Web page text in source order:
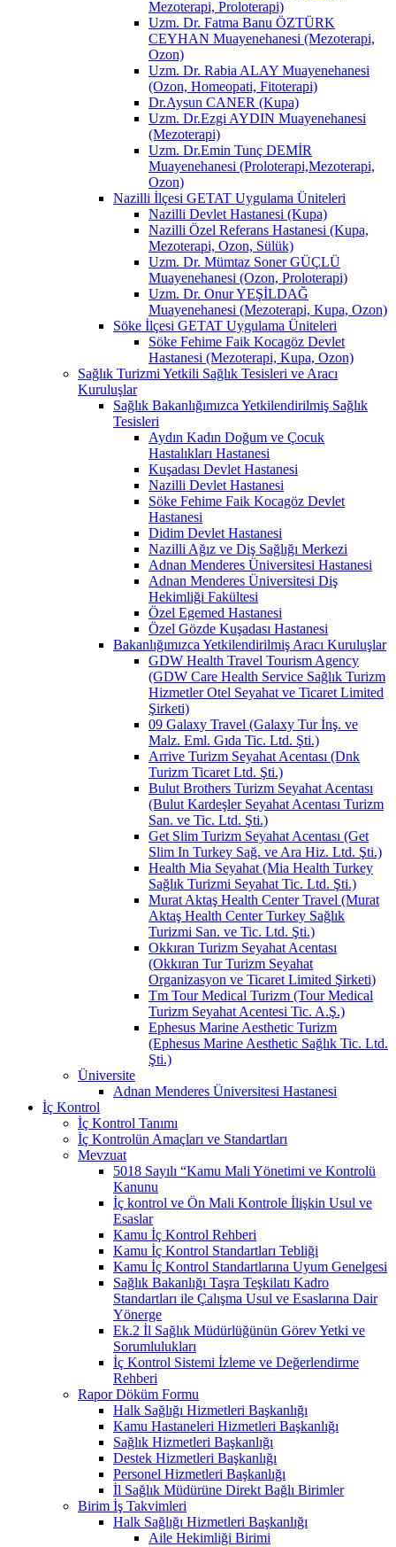
Mezoterapi, Proloterapi)
Uzm. Dr. Fatma Banu ÖZTÜRK
CEYHAN Muayenehanesi (Mezoterapi,
Ozon)
Uzm. Dr. Rabia ALAY Muayenehanesi
(Ozon, Homeopati, Fitoterapi)
Dr.Aysun CANER (Kupa)
Uzm. Dr.Ezgi AYDIN Muayenehanesi
(Mezoterapi)
Uzm. Dr.Emin Tunç DEMİR
Muayenehanesi (Proloterapi,Mezoterapi,
Ozon)
Nazilli İlçesi GETAT Uygulama Üniteleri
Nazilli Devlet Hastanesi (Kupa)
Nazilli Özel Referans Hastanesi (Kupa,
Mezoterapi, Ozon, Sülük)
Uzm. Dr. Mümtaz Soner GÜÇLÜ
Muayenehanesi (Ozon, Proloterapi)
Uzm. Dr. Onur YEŞİLDAĞ
Muayenehanesi (Mezoterapi, Kupa, Ozon)
Söke İlçesi GETAT Uygulama Üniteleri
Söke Fehime Faik Kocagöz Devlet
Hastanesi (Mezoterapi, Kupa, Ozon)
Sağlık Turizmi Yetkili Sağlık Tesisleri ve Aracı
Kuruluşlar
Sağlık Bakanlığımızca Yetkilendirilmiş Sağlık
Tesisleri
Aydın Kadın Doğum ve Çocuk
Hastalıkları Hastanesi
Kuşadası Devlet Hastanesi
Nazilli Devlet Hastanesi
Söke Fehime Faik Kocagöz Devlet
Hastanesi
Didim Devlet Hastanesi
Nazilli Ağız ve Diş Sağlığı Merkezi
Adnan Menderes Üniversitesi Hastanesi
Adnan Menderes Üniversitesi Diş
Hekimliği Fakültesi
Özel Egemed Hastanesi
Özel Gözde Kuşadası Hastanesi
Bakanlığımızca Yetkilendirilmiş Aracı Kuruluşlar
GDW Health Travel Tourism Agency
(GDW Care Health Service Sağlık Turizm
Hizmetler Otel Seyahat ve Ticaret Limited
Şirketi)
09 Galaxy Travel (Galaxy Tur İnş. ve
Malz. Eml. Gıda Tic. Ltd. Şti.)
Arrive Turizm Seyahat Acentası (Dnk
Turizm Ticaret Ltd. Şti.)
Bulut Brothers Turizm Seyahat Acentası
(Bulut Kardeşler Seyahat Acentası Turizm
San. ve Tic. Ltd. Şti.)
Get Slim Turizm Seyahat Acentası (Get
Slim In Turkey Sağ. ve Ara Hiz. Ltd. Şti.)
Health Mia Seyahat (Mia Health Turkey
Sağlık Turizmi Seyahat Tic. Ltd. Şti.)
Murat Aktaş Health Center Travel (Murat
Aktaş Health Center Turkey Sağlık
Turizmi San. ve Tic. Ltd. Şti.)
Okkıran Turizm Seyahat Acentası
(Okkıran Tur Turizm Seyahat
Organizasyon ve Ticaret Limited Şirketi)
Tm Tour Medical Turizm (Tour Medical
Turizm Seyahat Acentesi Tic. A.Ş.)
Ephesus Marine Aesthetic Turizm
(Ephesus Marine Aesthetic Sağlık Tic. Ltd.
Şti.)
Üniversite
Adnan Menderes Üniversitesi Hastanesi
İç Kontrol
İç Kontrol Tanımı
İç Kontrolün Amaçları ve Standartları
Mevzuat
5018 Sayılı “Kamu Mali Yönetimi ve Kontrolü
Kanunu
İç kontrol ve Ön Mali Kontrole İlişkin Usul ve
Esaslar
Kamu İç Kontrol Rehberi
Kamu İç Kontrol Standartları Tebliği
Kamu İç Kontrol Standartlarına Uyum Genelgesi
Sağlık Bakanlığı Taşra Teşkilatı Kadro
Standartları ile Çalışma Usul ve Esaslarına Dair
Yönerge
Ek.2 İl Sağlık Müdürlüğünün Görev Yetki ve
Sorumlulukları
İç Kontrol Sistemi İzleme ve Değerlendirme
Rehberi
Rapor Döküm Formu
Halk Sağlığı Hizmetleri Başkanlığı
Kamu Hastaneleri Hizmetleri Başkanlığı
Sağlık Hizmetleri Başkanlığı
Destek Hizmetleri Başkanlığı
Personel Hizmetleri Başkanlığı
İl Sağlık Müdürüne Direkt Bağlı Birimler
Birim İş Takvimleri
Halk Sağlığı Hizmetleri Başkanlığı
Aile Hekimliği Birimi